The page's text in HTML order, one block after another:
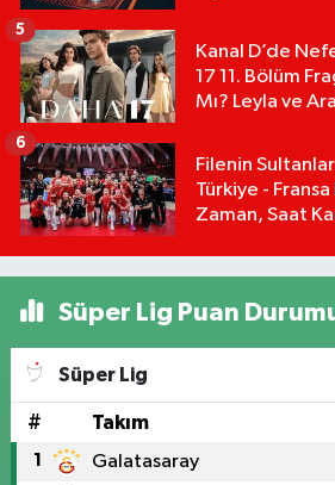
Kanal D’de
17 11. Bölüm
Mı? Leyla ve
5
Filenin
Türkiye - Fransa
Zaman, Saat
6
Süper Lig Puan
Süper Lig
# Takım
1 Galatasaray